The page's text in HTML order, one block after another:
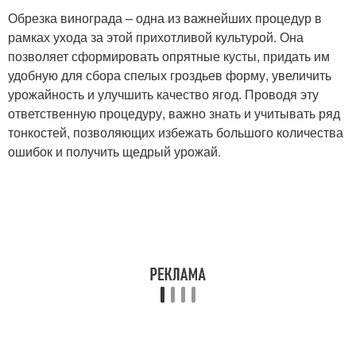
Обрезка винограда – одна из важнейших процедур в
рамках ухода за этой прихотливой культурой. Она
позволяет сформировать опрятные кусты, придать им
удобную для сбора спелых гроздьев форму, увеличить
урожайность и улучшить качество ягод. Проводя эту
ответственную процедуру, важно знать и учитывать ряд
тонкостей, позволяющих избежать большого количества
ошибок и получить щедрый урожай.